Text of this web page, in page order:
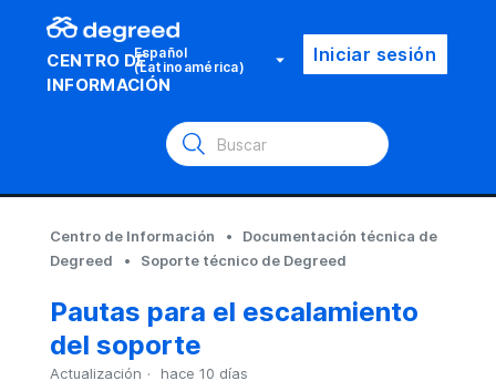
CENTRO DE
INFORMACIÓN
Español
(Latinoamérica) Iniciar sesión
Centro de Información
Documentación técnica de
Degreed
Soporte técnico de Degreed
Pautas para el escalamiento
del soporte
Actualización hace 10 días